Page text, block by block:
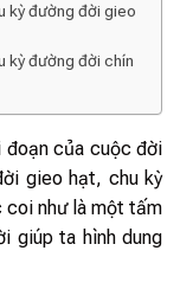
kỳ đường đời gieo
kỳ đường đời chín
đoạn của cuộc đời
gieo hạt, chu kỳ
coi như là một tấm
giúp ta hình dung